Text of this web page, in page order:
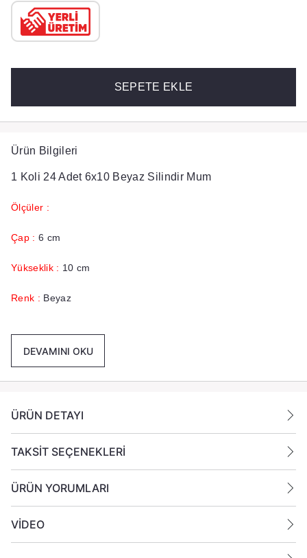
SEPETE EKLE
Ürün Bilgileri
1 Koli 24 Adet 6x10 Beyaz Silindir Mum
Ölçüler :
Çap : 6 cm
Yükseklik : 10 cm
Renk : Beyaz
Mumları yanıcı maddelerin yakınlarına koymayın.
DEVAMINI OKU
ÜRÜN DETAYI
TAKSİT SEÇENEKLERİ
ÜRÜN YORUMLARI
VİDEO